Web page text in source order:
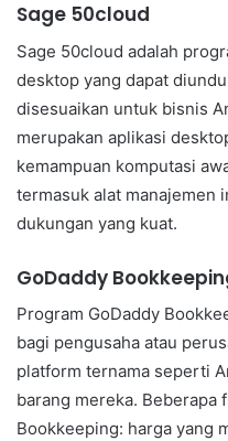
Sage 50cloud
Sage 50cloud adalah
desktop yang dapat
disesuaikan untuk bisnis
merupakan aplikasi
kemampuan komputasi
termasuk alat manajemen
dukungan yang kuat.
GoDaddy
Program GoDaddy
bagi pengusaha atau
platform ternama seperti
barang mereka. Beberapa
Bookkeeping: harga yang